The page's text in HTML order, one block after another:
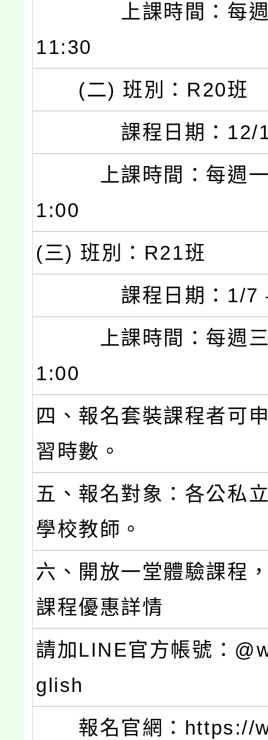
上課時間：每週
11:30
(二) 班別：R20班
課程日期：12/1
上課時間：每週一
1:00
(三) 班別：R21班
課程日期：1/7 –
上課時間：每週三
1:00
四、報名套裝課程者可
習時數。
五、報名對象：各公私
學校教師。
六、開放一堂體驗課程
課程優惠詳情
請加LINE官方帳號：
glish
報名官網：https://